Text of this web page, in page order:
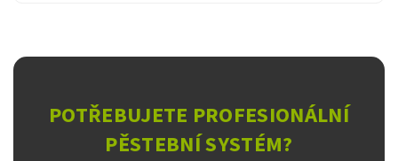
POTŘEBUJETE PROFESIONÁLNÍ
PĚSTEBNÍ SYSTÉM?